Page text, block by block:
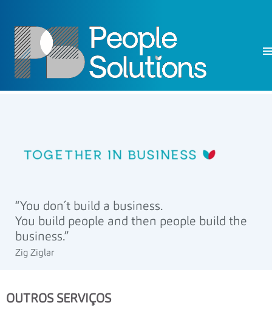
“You don´t build a business.
You build people and then people build the
business.”
Zig Ziglar
OUTROS SERVIÇOS